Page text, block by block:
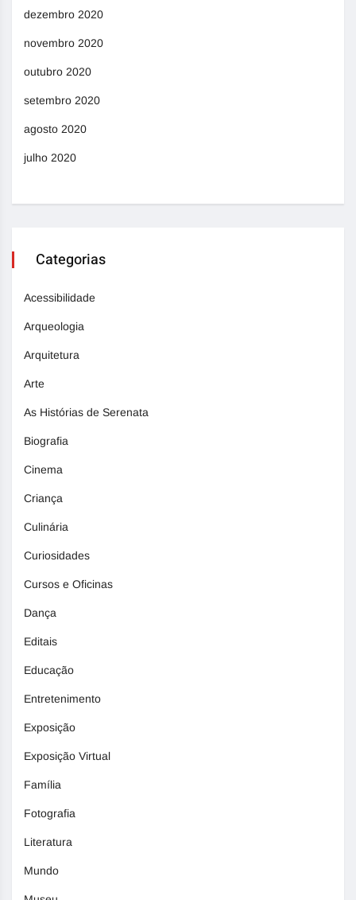
dezembro 2020
novembro 2020
outubro 2020
setembro 2020
agosto 2020
julho 2020
Categorias
Acessibilidade
Arqueologia
Arquitetura
Arte
As Histórias de Serenata
Biografia
Cinema
Criança
Culinária
Curiosidades
Cursos e Oficinas
Dança
Editais
Educação
Entretenimento
Exposição
Exposição Virtual
Família
Fotografia
Literatura
Mundo